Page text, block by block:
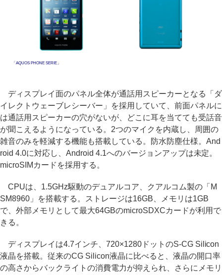
「AQUOS PHONE SERIE」
ディスプレイ面のパネル全体が通話用スピーカーとなる「ダ
イレクトウェーブレシーバー」を採用していて、前面パネルに
は通話用スピーカーの穴がないが、どこに耳を当てても受話音
が聞こえるようになっている。2つのマイクを内蔵し、周囲の
雑音のみを軽減する機能も搭載している。防水防塵仕様。And
roid 4.0に対応し、Android 4.1へのバージョンアップは未定。
microSIMカードを採用する。
CPUは、1.5GHz駆動のデュアルコア、クアルコム製の「M
SM8960」を搭載する。ストレージは16GB、メモリは1GB
で、外部メモリとして最大64GBのmicroSDXCカードが利用で
きる。
ディスプレイは4.7インチ、720×1280ドットのS-CG Silicon
液晶を搭載。従来のCG Silicon液晶に比べると、液晶の開口率
の高さからバックライトの消費電力が抑えられ、さらにメモリ